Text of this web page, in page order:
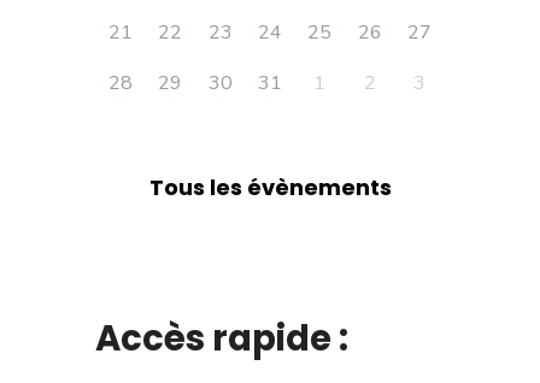
21
22 23 24 25 26
27
28
29 30 31 1 2 3
Tous les évènements
Accès rapide :